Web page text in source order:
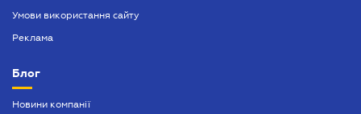
Умови використання сайту
Реклама
Блог
Новини компанії